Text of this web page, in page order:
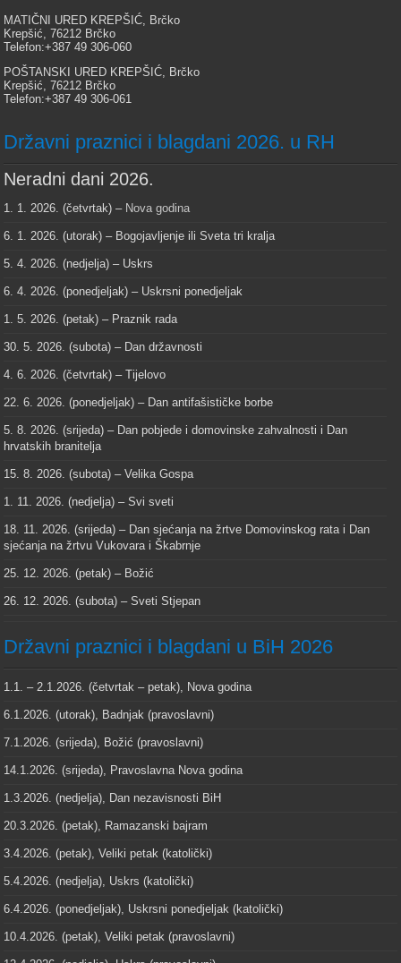
MATIČNI URED KREPŠIĆ, Brčko
Krepšić, 76212 Brčko
Telefon:+387 49 306-060
POŠTANSKI URED KREPŠIĆ, Brčko
Krepšić, 76212 Brčko
Telefon:+387 49 306-061
Državni praznici i blagdani 2026. u RH
Neradni dani 2026.
1. 1. 2026. (četvrtak) – Nova godina
6. 1. 2026. (utorak) – Bogojavljenje ili Sveta tri kralja
5. 4. 2026. (nedjelja) – Uskrs
6. 4. 2026. (ponedjeljak) – Uskrsni ponedjeljak
1. 5. 2026. (petak) – Praznik rada
30. 5. 2026. (subota) – Dan državnosti
4. 6. 2026. (četvrtak) – Tijelovo
22. 6. 2026. (ponedjeljak) – Dan antifašističke borbe
5. 8. 2026. (srijeda) – Dan pobjede i domovinske zahvalnosti i Dan
hrvatskih branitelja
15. 8. 2026. (subota) – Velika Gospa
1. 11. 2026. (nedjelja) – Svi sveti
18. 11. 2026. (srijeda) – Dan sjećanja na žrtve Domovinskog rata i Dan
sjećanja na žrtvu Vukovara i Škabrnje
25. 12. 2026. (petak) – Božić
26. 12. 2026. (subota) – Sveti Stjepan
Državni praznici i blagdani u BiH 2026
1.1. – 2.1.2026. (četvrtak – petak), Nova godina
6.1.2026. (utorak), Badnjak (pravoslavni)
7.1.2026. (srijeda), Božić (pravoslavni)
14.1.2026. (srijeda), Pravoslavna Nova godina
1.3.2026. (nedjelja), Dan nezavisnosti BiH
20.3.2026. (petak), Ramazanski bajram
3.4.2026. (petak), Veliki petak (katolički)
5.4.2026. (nedjelja), Uskrs (katolički)
6.4.2026. (ponedjeljak), Uskrsni ponedjeljak (katolički)
10.4.2026. (petak), Veliki petak (pravoslavni)